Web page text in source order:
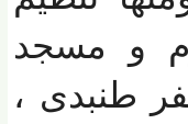
و مسجد
طنبدى ،